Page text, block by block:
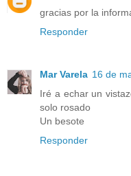
gracias por la
Responder
Mar Varela 16 de
Iré a echar un
solo rosado
Un besote
Responder